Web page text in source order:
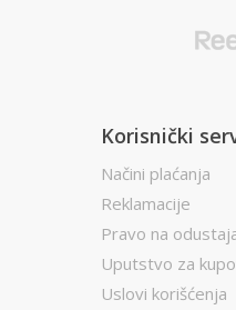
Korisnički
Načini plaćanja
Reklamacije
Pravo na
Uputstvo za
Uslovi korišćenja